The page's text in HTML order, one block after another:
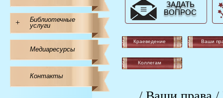
+
Библиотечные
услуги
Медиаресурсы
Контакты
ЗАДАТЬ
ВОПРОС
Краеведение Ваши
Коллегам